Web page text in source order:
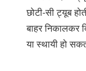
छोटी-सी ट्यूब
बाहर निकालकर
या स्थायी हो